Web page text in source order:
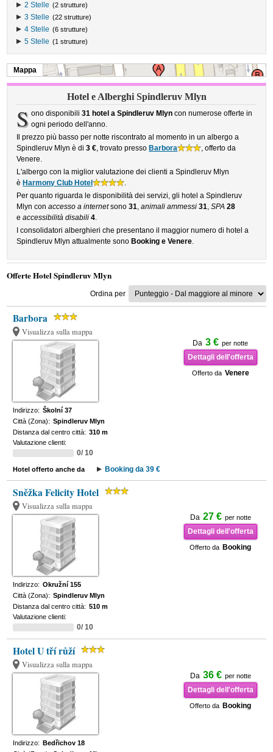
2 Stelle (2 strutture)
3 Stelle (22 strutture)
4 Stelle (6 strutture)
5 Stelle (1 strutture)
Mappa
Hotel e Alberghi Spindleruv Mlyn
S ono disponibili 31 hotel a Spindleruv Mlyncon numerose offerte in
ogni periodo dell'anno.
Il prezzo più basso per notte riscontrato al momento in un albergo a
Spindleruv Mlyn è di3 €, trovato presso Barbora
, offerto da
Venere.
L'albergo con la miglior valutazione dei clienti a Spindleruv Mlyn
è Harmony Club Hotel
.
Per quanto riguarda le disponibilità dei servizi, gli hotel a Spindleruv
Mlyn conaccesso a internetsono31,animali ammessi 31,SPA 28
eaccessibilità disabili 4.
I consolidatori alberghieri che presentano il maggior numero di hotel a
Spindleruv Mlyn attualmente sono Booking e Venere.
Offerte Hotel Spindleruv Mlyn
Ordina per
Barbora
Visualizza sulla mappa
Da 3 € per notte
Dettagli dell'offerta
Offerto da Venere
Indirizzo: Školní 37
Città (Zona): Spindleruv Mlyn
Distanza dal centro città: 310 m
Valutazione clienti:
0/ 10
Hotel offerto anche da Booking da 39 €
Sněžka Felicity Hotel
Visualizza sulla mappa
Da 27 € per notte
Dettagli dell'offerta
Offerto da Booking
Indirizzo: Okružní 155
Città (Zona): Spindleruv Mlyn
Distanza dal centro città: 510 m
Valutazione clienti:
0/ 10
Hotel U tří růží
Visualizza sulla mappa
Da 36 € per notte
Dettagli dell'offerta
Offerto da Booking
Indirizzo: Bedřichov 18